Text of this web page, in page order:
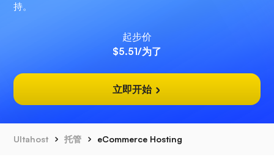
持。
起步价
$5.51/为了
立即开始
Ultahost 托管 eCommerce Hosting